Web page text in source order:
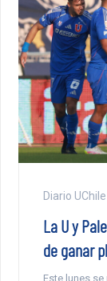
Diario UChile
La U y
de ganar
Este lunes